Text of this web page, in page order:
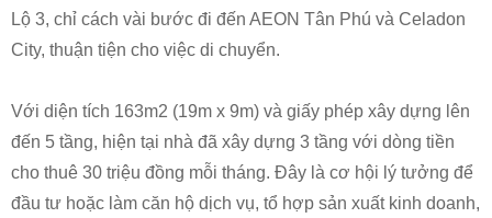
Lộ 3, chỉ cách vài bước đi đến AEON Tân Phú và Celadon
City, thuận tiện cho việc di chuyển.
Với diện tích 163m2 (19m x 9m) và giấy phép xây dựng lên
đến 5 tầng, hiện tại nhà đã xây dựng 3 tầng với dòng tiền
cho thuê 30 triệu đồng mỗi tháng. Đây là cơ hội lý tưởng để
đầu tư hoặc làm căn hộ dịch vụ, tổ hợp sản xuất kinh doanh,